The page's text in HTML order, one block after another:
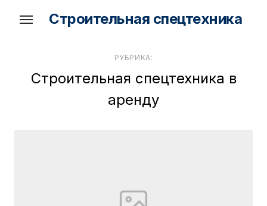
Строительная спецтехника
РУБРИКА:
Строительная спецтехника в
аренду